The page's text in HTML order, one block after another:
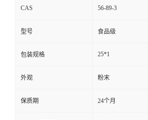
CAS 56-89-3
型号 食品级
包装规格 25*1
外观 粉末
保质期 24个月